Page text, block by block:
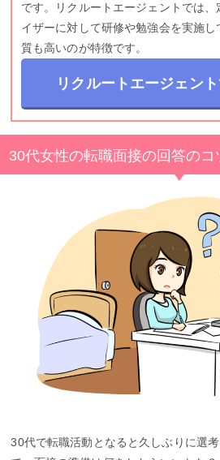
です。リクルートエージェントでは
イザーに対して研修や勉強会を実施
質も高いのが特徴です。
リクルートエージェント
30代女性の転職面接の回答のコ
30代で転職活動となると久しぶりに選